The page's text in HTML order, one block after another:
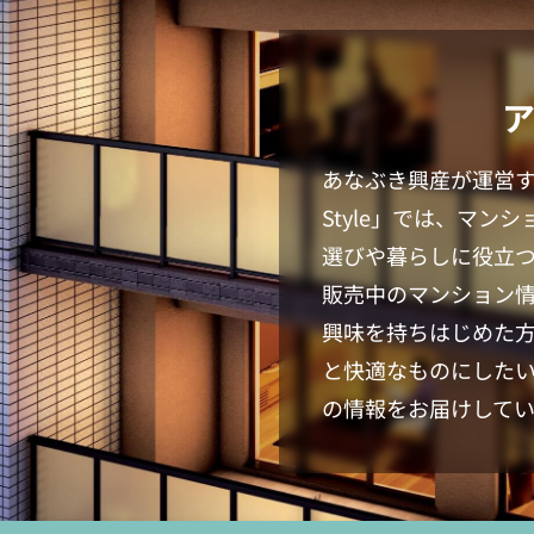
あなぶき興産が運営
Style」では、マンシ
選びや暮らしに役立
販売中のマンション
興味を持ちはじめた
と快適なものにした
の情報をお届けして